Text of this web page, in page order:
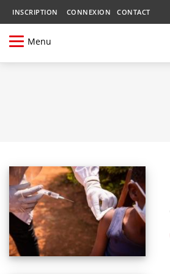
INSCRIPTION CONNEXION CONTACT
Menu